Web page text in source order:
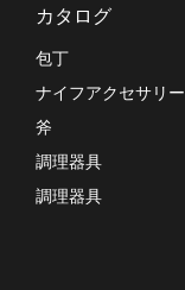
カタログ
包丁
ナイフアクセサリー
斧
調理器具
調理器具